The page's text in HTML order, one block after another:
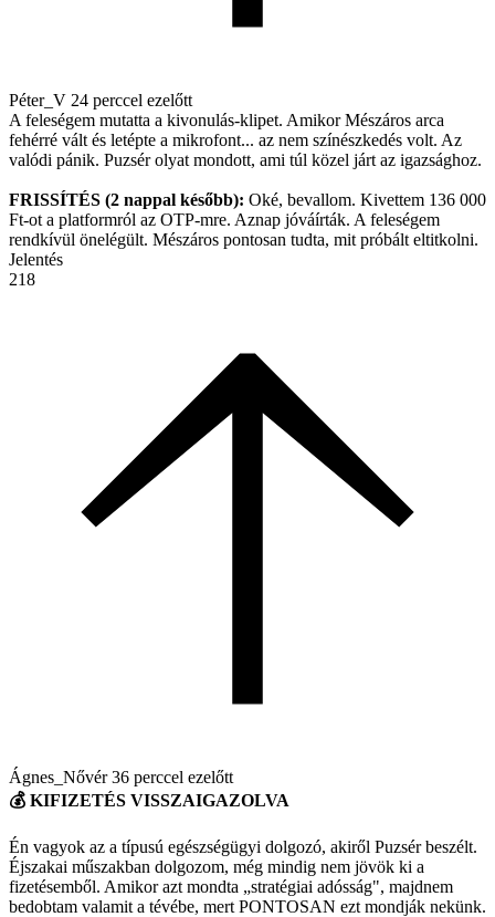
Péter_V 24 perccel ezelőtt
A feleségem mutatta a kivonulás-klipet. Amikor Mészáros arca
fehérré vált és letépte a mikrofont... az nem színészkedés volt. Az
valódi pánik. Puzsér olyat mondott, ami túl közel járt az igazsághoz.
FRISSÍTÉS (2 nappal később): Oké, bevallom. Kivettem 136 000
Ft-ot a platformról az OTP-mre. Aznap jóváírták. A feleségem
rendkívül önelégült. Mészáros pontosan tudta, mit próbált eltitkolni.
Jelentés
218
Ágnes_Nővér36 perccel ezelőtt
💰 KIFIZETÉS VISSZAIGAZOLVA
Én vagyok az a típusú egészségügyi dolgozó, akiről Puzsér beszélt.
Éjszakai műszakban dolgozom, még mindig nem jövök ki a
fizetésemből. Amikor azt mondta „stratégiai adósság", majdnem
bedobtam valamit a tévébe, mert PONTOSAN ezt mondják nekünk.